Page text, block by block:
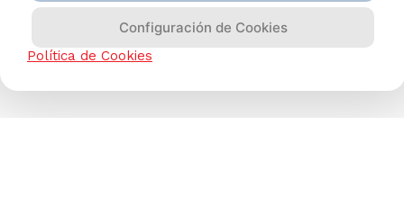
Configuración de Cookies
Política de Cookies